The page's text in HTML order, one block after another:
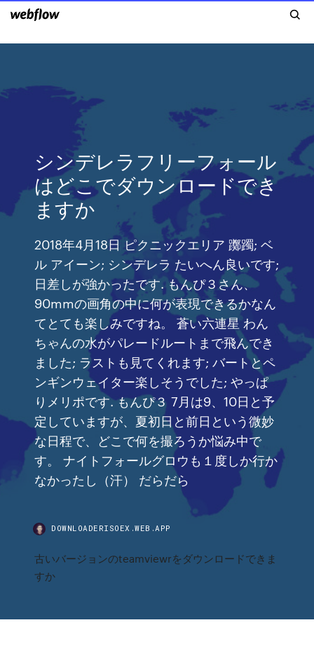
シンデレラフリーフォール
はどこでダウンロードでき
ますか
2018年4月18日 ピクニックエリア 躑躅; ベ
ル アイーン; シンデレラ たいへん良いです;
日差しが強かったです. もんぴ３さん、
90mmの画角の中に何が表現できるかなん
てとても楽しみですね。 蒼い六連星 わん
ちゃんの水がパレードルートまで飛んでき
ました; ラストも見てくれます; バートとペ
ンギンウェイター楽しそうでした; やっぱ
りメリポです. もんぴ３ 7月は9、10日と予
定していますが、夏初日と前日という微妙
な日程で、どこで何を撮ろうか悩み中で
す。 ナイトフォールグロウも１度しか行か
なかったし（汗） だらだら
DOWNLOADERISOEX.WEB.APP
古いバージョンのteamviewrをダウンロードできま
すか